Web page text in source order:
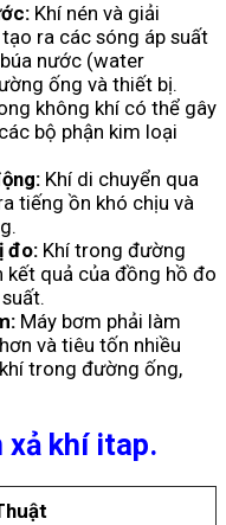
Khí nén và giải
ra các sóng áp suất
nước (water
ống và thiết bị.
không khí có thể gây
bộ phận kim loại
Khí di chuyển qua
tiếng ồn khó chịu và
đo: Khí trong đường
quả của đồng hồ đo
Máy bơm phải làm
và tiêu tốn nhiều
trong đường ống,
xả khí itap.